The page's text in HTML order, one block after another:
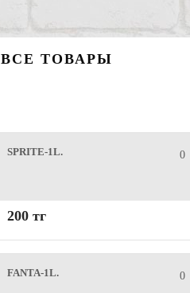
ВСЕ ТОВАРЫ
0
SPRITE-1L.
200 тг
0
FANTA-1L.